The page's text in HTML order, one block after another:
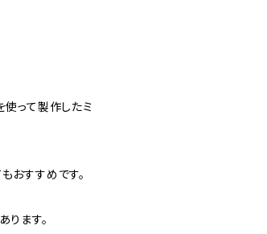
って製作したミ
おすすめです。
ります。